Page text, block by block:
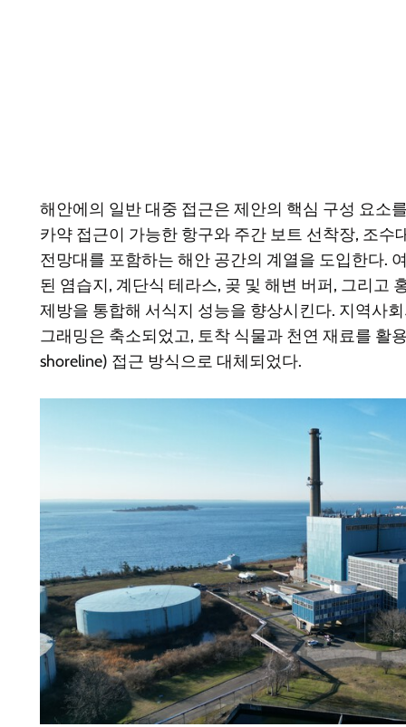
해안에의 일반 대중 접근은 제안의 핵심 구성 요소
카약 접근이 가능한 항구와 주간 보트 선착장, 조수
전망대를 포함하는 해안 공간의 계열을 도입한다.
된 염습지, 계단식 테라스, 곶 및 해변 버퍼, 그리고
제방을 통합해 서식지 성능을 향상시킨다. 지역사
그래밍은 축소되었고, 토착 식물과 천연 재료를 활
shoreline) 접근 방식으로 대체되었다.